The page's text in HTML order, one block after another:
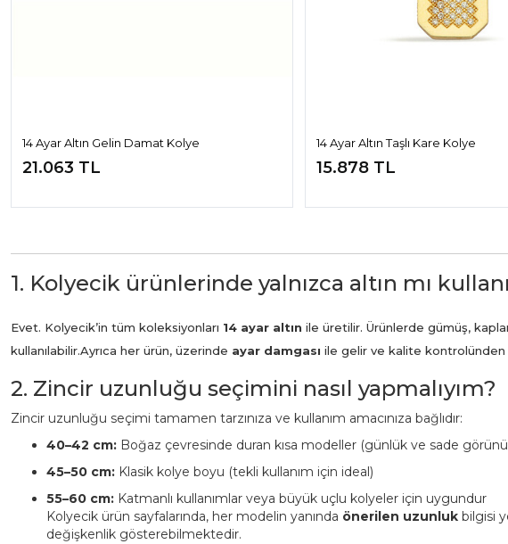
14 Ayar Altın Gelin Damat Kolye
21.063 TL
14 Ayar Altın Taşlı Kare Kolye
15.878 TL
1. Kolyecik ürünlerinde yalnızca altın mı
Evet. Kolyecik’in tüm koleksiyonları 14 ayar altın ile üretilir. Ürünlerde gümüş,
kullanılabilir.Ayrıca her ürün, üzerinde ayar damgası ile gelir ve kalite kontrolünden
2. Zincir uzunluğu seçimini nasıl yapmalıyım?
Zincir uzunluğu seçimi tamamen tarzınıza ve kullanım amacınıza bağlıdır:
40–42 cm: Boğaz çevresinde duran kısa modeller (günlük ve sade
45–50 cm: Klasik kolye boyu (tekli kullanım için ideal)
55–60 cm: Katmanlı kullanımlar veya büyük uçlu kolyeler için uygundur
Kolyecik ürün sayfalarında, her modelin yanında önerilen uzunluk bilgisi
değişkenlik gösterebilmektedir.